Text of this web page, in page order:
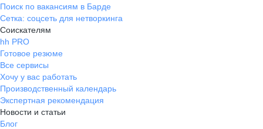
Поиск по вакансиям в Барде
Сетка: соцсеть для нетворкинга
Соискателям
hh PRO
Готовое резюме
Все сервисы
Хочу у вас работать
Производственный календарь
Экспертная рекомендация
Новости и статьи
Блог